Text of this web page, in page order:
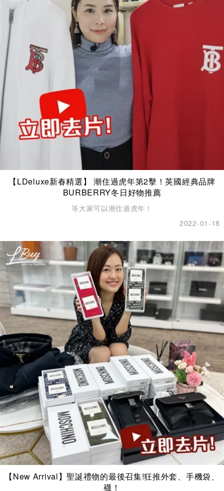
【LDeluxe新春精選】 潮住過虎年第2擊！英國經典品牌
BURBERRY冬日好物推薦
等大家可以潮住過虎年！
2022-01-18
【New Arrival】聖誕禮物的最後召集!狂推外套、手機袋、
襪！